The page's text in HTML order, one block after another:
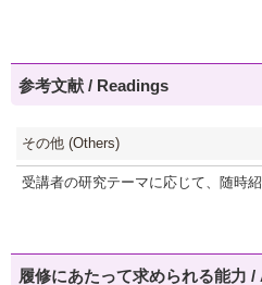
参考文献 / Readings
その他 (Others)
受講者の研究テーマに応じて、随時紹
履修にあたって求められる能力